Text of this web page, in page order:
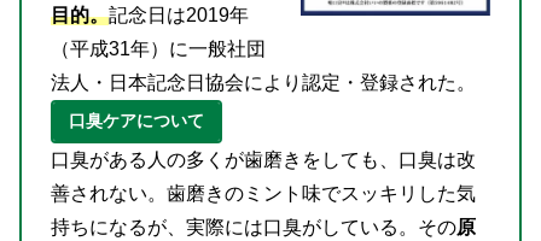
目的。記念日は2019年
（平成31年）に一般社団
法人・日本記念日協会により認定・登録された。
口臭ケアについて
口臭がある人の多くが歯磨きをしても、口臭は改
善されない。歯磨きのミント味でスッキリした気
持ちになるが、実際には口臭がしている。その原